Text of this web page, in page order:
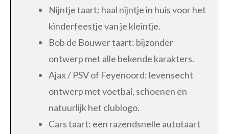
Nijntje taart: haal nijntje in huis voor het
kinderfeestje van je kleintje.
Bob de Bouwer taart: bijzonder
ontwerp met alle bekende karakters.
Ajax / PSV of Feyenoord: levensecht
ontwerp met voetbal, schoenen en
natuurlijk het clublogo.
Cars taart: een razendsnelle autotaart